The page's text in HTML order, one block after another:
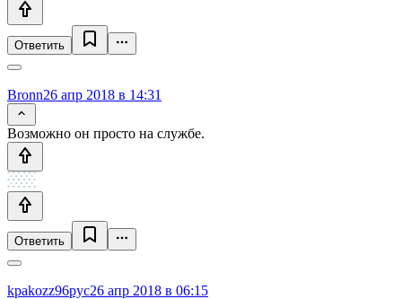
Ответить
Bronn26 апр 2018 в 14:31
Возможно он просто на службе.
Ответить
kpakozz96pyc26 апр 2018 в 06:15